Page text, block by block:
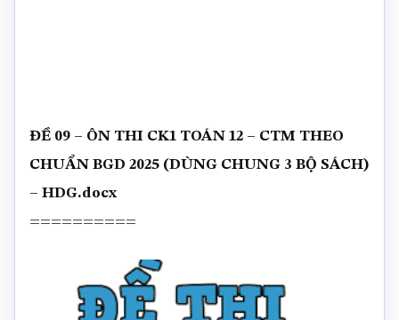
ĐỀ 09 – ÔN THI CK1 TOÁN 12 – CTM THEO
CHUẨN BGD 2025 (DÙNG CHUNG 3 BỘ SÁCH)
– HDG.docx
==========